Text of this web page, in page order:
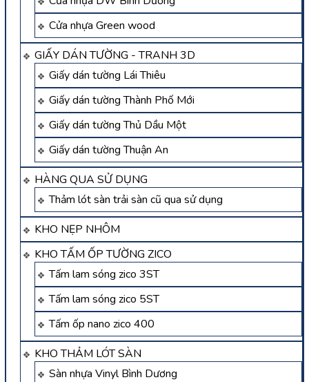
Cửa nhựa Green wood
GIẤY DÁN TƯỜNG - TRANH 3D
Giấy dán tường Lái Thiêu
Giấy dán tường Thành Phố Mới
Giấy dán tường Thủ Dầu Một
Giấy dán tường Thuận An
HÀNG QUA SỬ DỤNG
Thảm lót sàn trải sàn cũ qua sử dụng
KHO NẸP NHÔM
KHO TẤM ỐP TƯỜNG ZICO
Tấm lam sóng zico 3ST
Tấm lam sóng zico 5ST
Tấm ốp nano zico 400
KHO THẢM LÓT SÀN
Sàn nhựa Vinyl Bình Dương